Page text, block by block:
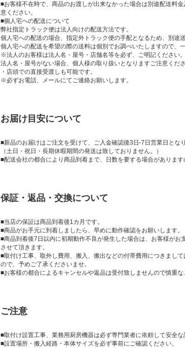
■お客様不在時で、商品のお渡しが出来なかった場合は別途配送料
意ください。
■個人宅への配送について
弊社指定トラック便は法人向けの配送方法です。
個人宅への配送の場合、指定外トラック便の手配となるため、別途
個人宅への配送を希望の際の送料は個別でお調べいたしますので、
※法人のお客様は法人名・屋号・店舗名等を必ず、ご明記ください。
法人名・屋号がない場合、個人様の取り扱いとなりますご注意くださ
・店頭での直接受渡しも可能です。
※必ずお電話、メールにてご連絡お願いします。
お届け目安について
■新品のお届けはご注文を受けて、ご入金確認後3日-7日営業日となり
（土日・祝日・長期休暇期間の発送は致しておりません。）
■配送会社の都合により商品到着まで、日数を要する場合があります
保証・返品・交換について
■当店の保証は商品到着後1カ月です。
■商品がお手元に到着しましたら、早めに動作確認をお願いします。
■商品到着後7日以内に初期動作不良が発生した場合は、お客様がお
させて頂きます。
■取付け工事、取外し費用、搬入、搬出などの付帯費用につきまし
ので、予めご了承くださいませ。
■お客様の都合によるキャンセルや返品は受付致しませんので慎重な
ご注意
■取付け設置工事、業務用厨房機器は必ず専門業者に依頼して安全な
■設置場所・搬入経路・本体サイズを必ず事前にご確認ください。